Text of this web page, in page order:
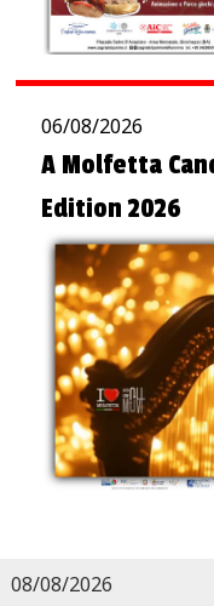
06/08/2026
A Molfetta
Edition 2026
08/08/2026